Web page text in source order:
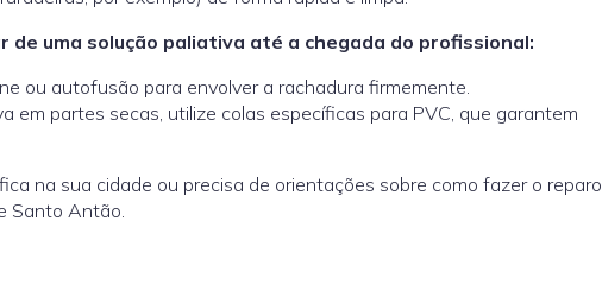
de uma solução paliativa até a chegada do profissional:
ou autofusão para envolver a rachadura firmemente.
em partes secas, utilize colas específicas para PVC, que garantem
na sua cidade ou precisa de orientações sobre como fazer o reparo
Santo Antão.